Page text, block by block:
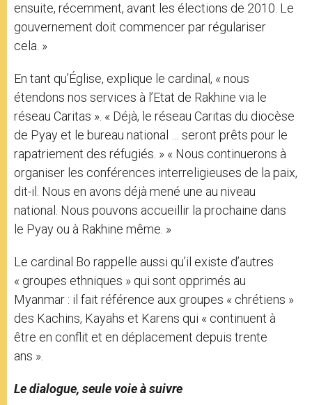
ensuite, récemment, avant les élections de 2010. Le
gouvernement doit commencer par régulariser
cela. »
En tant qu’Église, explique le cardinal, « nous
étendons nos services à l’Etat de Rakhine via le
réseau Caritas ». « Déjà, le réseau Caritas du diocèse
de Pyay et le bureau national … seront prêts pour le
rapatriement des réfugiés. » « Nous continuerons à
organiser les conférences interreligieuses de la paix,
dit-il. Nous en avons déjà mené une au niveau
national. Nous pouvons accueillir la prochaine dans
le Pyay ou à Rakhine même. »
Le cardinal Bo rappelle aussi qu’il existe d’autres
« groupes ethniques » qui sont opprimés au
Myanmar : il fait référence aux groupes « chrétiens »
des Kachins, Kayahs et Karens qui « continuent à
être en conflit et en déplacement depuis trente
ans ».
Le dialogue, seule voie à suivre